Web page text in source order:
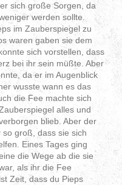
sich große Sorgen, da
werden sollte.
im Zauberspiegel zu
waren gaben sie dem
sich vorstellen, dass
bei ihr sein müßte. Aber
da er im Augenblick
wusste wann es das
die Fee machte sich
alles und
blieb. Aber der
groß, dass sie sich
Eines Tages ging
die Wege ab die sie
als ihr die Fee
Zeit, dass du Pieps